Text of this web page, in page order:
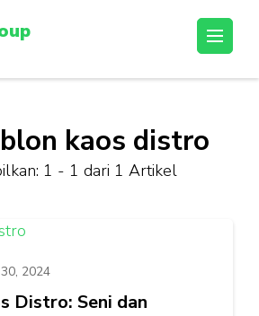
kaos distro
1 - 1 dari 1 Artikel
2024
Distro: Seni dan